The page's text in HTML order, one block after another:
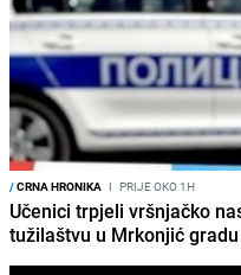
/CRNA HRONIKA I PRIJE OKO 1H
Učenici trpjeli vršnjačko
tužilaštvu u Mrkonjić gradu